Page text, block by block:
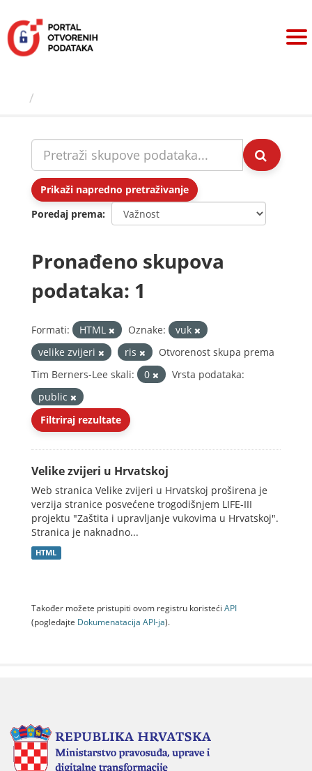
sadržaj
Prikaži napredno pretraživanje
Poredaj prema
Pronađeno skupova
podataka: 1
Formati: HTML Oznake:
vuk
velike zvijeri
ris
Otvorenost skupa prema
Tim Berners-Lee skali:
0
Vrsta podataka:
public
Filtriraj rezultate
Velike zvijeri u Hrvatskoj
Web stranica Velike zvijeri u Hrvatskoj proširena je
verzija stranice posvećene trogodišnjem LIFE-III
projektu "Zaštita i upravljanje vukovima u Hrvatskoj".
Stranica je naknadno...
HTML
Također možete pristupiti ovom registru koristeći API
(pogledajte Dokumenаtаcijа API-jа).